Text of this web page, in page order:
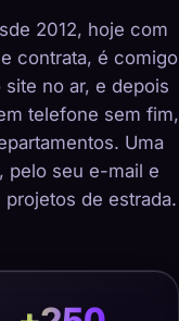
2012, hoje com
contrata, é comigo
no ar, e depois
telefone sem fim,
Uma
pelo seu e-mail e
de estrada.